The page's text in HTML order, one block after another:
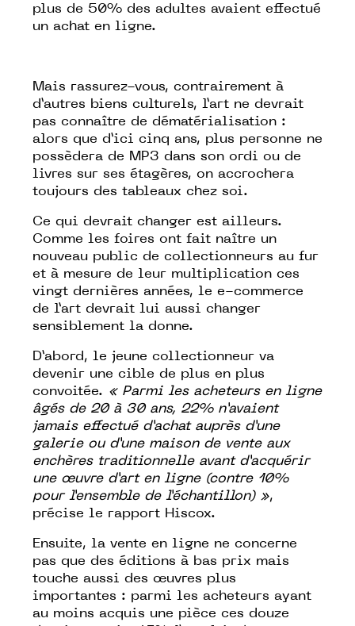
plus de 50% des adultes avaient effectué
un achat en ligne.
Mais rassurez-vous, contrairement à
d’autres biens culturels, l’art ne devrait
pas connaître de dématérialisation :
alors que d’ici cinq ans, plus personne ne
possèdera de MP3 dans son ordi ou de
livres sur ses étagères, on accrochera
toujours des tableaux chez soi.
Ce qui devrait changer est ailleurs.
Comme les foires ont fait naître un
nouveau public de collectionneurs au fur
et à mesure de leur multiplication ces
vingt dernières années, le e-commerce
de l’art devrait lui aussi changer
sensiblement la donne.
D’abord, le jeune collectionneur va
devenir une cible de plus en plus
convoitée. « Parmi les acheteurs en ligne
âgés de 20 à 30 ans, 22% n’avaient
jamais effectué d’achat auprès d’une
galerie ou d’une maison de vente aux
enchères traditionnelle avant d’acquérir
une œuvre d’art en ligne (contre 10%
pour l’ensemble de l’échantillon) »,
précise le rapport Hiscox.
Ensuite, la vente en ligne ne concerne
pas que des éditions à bas prix mais
touche aussi des œuvres plus
importantes : parmi les acheteurs ayant
au moins acquis une pièce ces douze